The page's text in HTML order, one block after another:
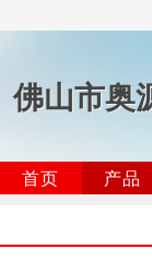
佛山市奥
首页 产品